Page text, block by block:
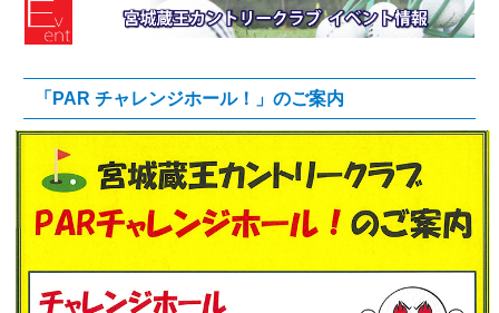
「PAR チャレンジホール！」のご案内